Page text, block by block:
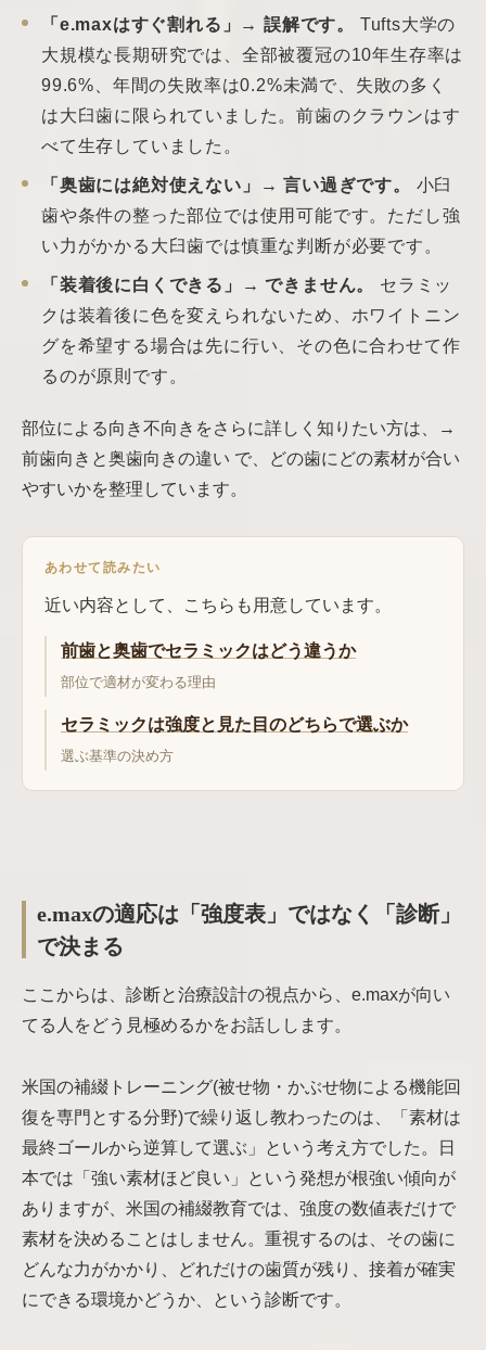
「e.maxはすぐ割れる」→ 誤解です。
Tufts大学の
大規模な長期研究では、全部被覆冠の10年生存率は
99.6%、年間の失敗率は0.2%未満で、失敗の多く
は大臼歯に限られていました。前歯のクラウンはす
べて生存していました。
「奥歯には絶対使えない」→ 言い過ぎです。
小臼
歯や条件の整った部位では使用可能です。ただし強
い力がかかる大臼歯では慎重な判断が必要です。
「装着後に白くできる」→ できません。
セラミッ
クは装着後に色を変えられないため、ホワイトニン
グを希望する場合は先に行い、その色に合わせて作
るのが原則です。
部位による向き不向きをさらに詳しく知りたい方は、→
前歯向きと奥歯向きの違い で、どの歯にどの素材が合い
やすいかを整理しています。
あわせて読みたい
近い内容として、こちらも用意しています。
前歯と奥歯でセラミックはどう違うか
部位で適材が変わる理由
セラミックは強度と見た目のどちらで選ぶか
選ぶ基準の決め方
e.maxの適応は「強度表」ではなく「診断」
で決まる
ここからは、診断と治療設計の視点から、e.maxが向い
てる人をどう見極めるかをお話しします。
米国の補綴トレーニング(被せ物・かぶせ物による機能回
復を専門とする分野)で繰り返し教わったのは、「素材は
最終ゴールから逆算して選ぶ」という考え方でした。日
本では「強い素材ほど良い」という発想が根強い傾向が
ありますが、米国の補綴教育では、強度の数値表だけで
素材を決めることはしません。重視するのは、その歯に
どんな力がかかり、どれだけの歯質が残り、接着が確実
にできる環境かどうか、という診断です。